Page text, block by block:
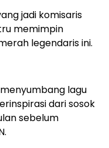
jadi komisaris
memimpin
legendaris ini.
lagu
dari sosok
sebelum